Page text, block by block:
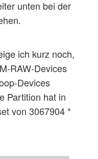
unten bei der
ich kurz noch,
RAW-Devices
Devices
Partition hat in
von 3067904 *